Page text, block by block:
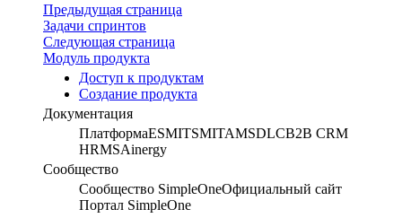
Предыдущая страница
Задачи спринтов
Следующая страница
Модуль продукта
Доступ к продуктам
Создание продукта
Документация
ПлатформаESMITSMITAMSDLCB2B CRM
HRMSAinergy
Сообщество
Сообщество SimpleOneОфициальный сайт
Портал SimpleOne